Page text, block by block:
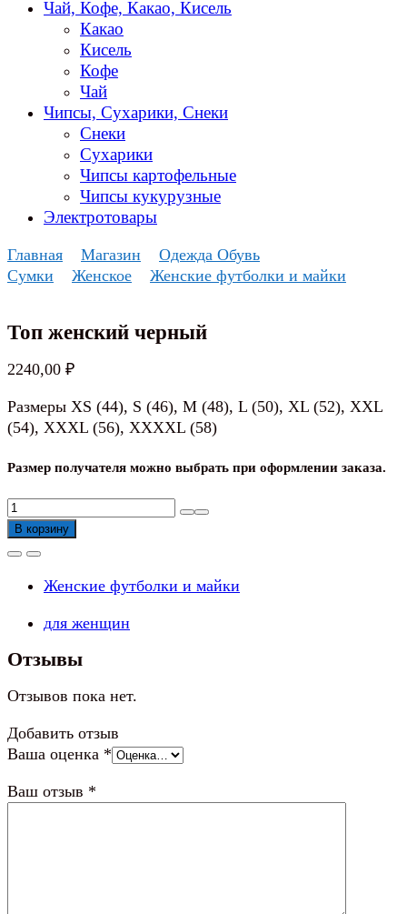
Чай, Кофе, Какао, Кисель
Какао
Кисель
Кофе
Чай
Чипсы, Сухарики, Снеки
Снеки
Сухарики
Чипсы картофельные
Чипсы кукурузные
Электротовары
Главная Магазин
Одежда Обувь
Сумки
Женское Женские футболки и майки
Топ женский черный
2240,00 ₽
Размеры XS (44), S (46), M (48), L (50), XL (52), XXL
(54), XXXL (56), XXXXL (58)
Размер получателя можно выбрать при оформлении заказа.
Количество
товара
Топ
черный
В корзину
Женские футболки и майки
для женщин
Отзывы
Отзывов пока нет.
Добавить отзыв
Ваша оценка *
Ваш отзыв *